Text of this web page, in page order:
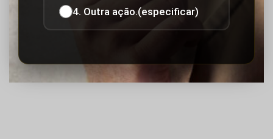
4. Outra ação.(especificar)